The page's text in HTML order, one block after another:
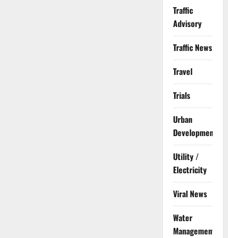
Traffic
Advisory
Traffic News
Travel
Trials
Urban
Development
Utility /
Electricity
Viral News
Water
Management